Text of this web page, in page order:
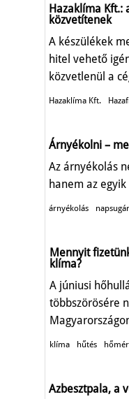
Hazaklíma
közvetítenek
A készülékek
hitel vehető
közvetlenül a
Hazaklíma Kft.
Árnyékolni –
Az árnyékolás
hanem az
árnyékolás
Mennyit
klíma?
A júniusi
többszörösére
klíma hűtés
Azbesztpala, a